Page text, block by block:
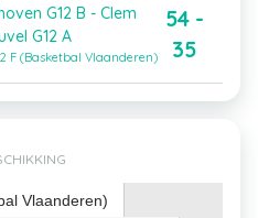
G12 B - Clem
G12 A
F (Basketbal Vlaanderen)
54 -
35
Vlaanderen)